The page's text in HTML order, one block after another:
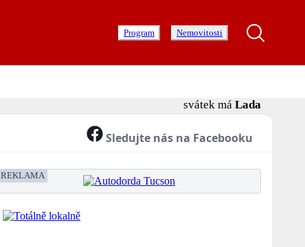
Program Nemovitosti
svátek má Lada
Sledujte nás na Facebooku
REKLAMA